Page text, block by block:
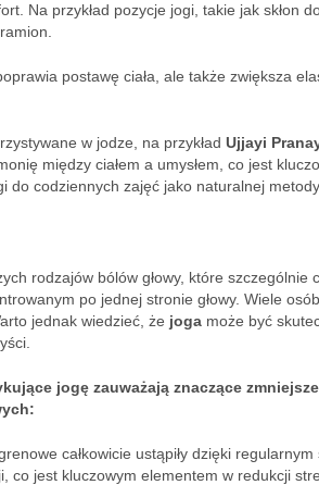
Na przykład pozycje jogi, takie jak skłon
postawę ciała, ale także zwiększa
w jodze, na przykład Ujjayi
między ciałem a umysłem, co jest
do codziennych zajęć jako naturalnej
rodzajów bólów głowy, które
po jednej stronie głowy. Wiele
jednak wiedzieć, że joga może być
jogę zauważają znaczące
całkowicie ustąpiły dzięki regularnym
co jest kluczowym elementem w redukcji